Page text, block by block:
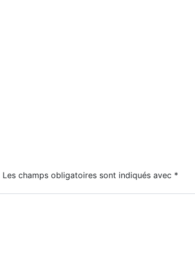
Les champs obligatoires sont indiqués avec *